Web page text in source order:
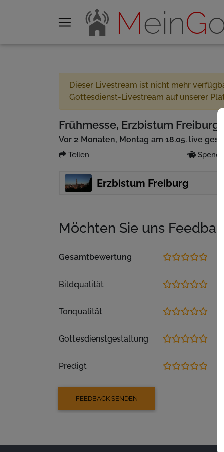
MeinG
Dieser Livestream ist nicht mehr
Gottesdienst-Livestream auf unserer
Frühmesse, Erzbistum Freiburg
Vor 2 Monaten, Montag am 18.05. live
Teilen
Erzbistum Freiburg
Möchten Sie uns
Gesamtbewertung
Bildqualität
Tonqualität
Gottesdienstgestaltung
Predigt